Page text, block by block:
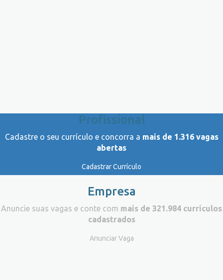
Profissional
Cadastre o seu currículo e concorra a mais de 1.316 vagas
abertas
Cadastrar Currículo
Empresa
Anuncie suas vagas e conte com mais de 321.984 currículos
cadastrados
Anunciar Vaga